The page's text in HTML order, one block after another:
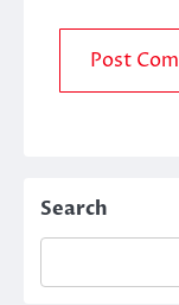
Search